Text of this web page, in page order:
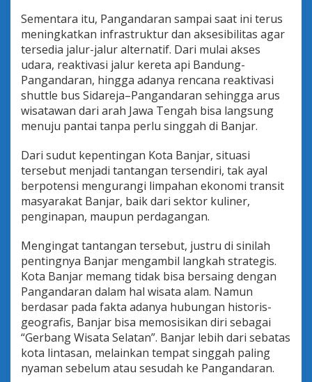
a
t
S
e
l
a
t
a
n
Sementara itu, Pangandaran sampai saat ini terus
meningkatkan infrastruktur dan aksesibilitas agar
tersedia jalur-jalur alternatif. Dari mulai akses
udara, reaktivasi jalur kereta api Bandung-
Pangandaran, hingga adanya rencana reaktivasi
shuttle bus Sidareja–Pangandaran sehingga arus
wisatawan dari arah Jawa Tengah bisa langsung
menuju pantai tanpa perlu singgah di Banjar.
Dari sudut kepentingan Kota Banjar, situasi
tersebut menjadi tantangan tersendiri, tak ayal
berpotensi mengurangi limpahan ekonomi transit
masyarakat Banjar, baik dari sektor kuliner,
penginapan, maupun perdagangan.
Mengingat tantangan tersebut, justru di sinilah
pentingnya Banjar mengambil langkah strategis.
Kota Banjar memang tidak bisa bersaing dengan
Pangandaran dalam hal wisata alam. Namun
berdasar pada fakta adanya hubungan historis-
geografis, Banjar bisa memosisikan diri sebagai
“Gerbang Wisata Selatan”. Banjar lebih dari sebatas
kota lintasan, melainkan tempat singgah paling
nyaman sebelum atau sesudah ke Pangandaran.